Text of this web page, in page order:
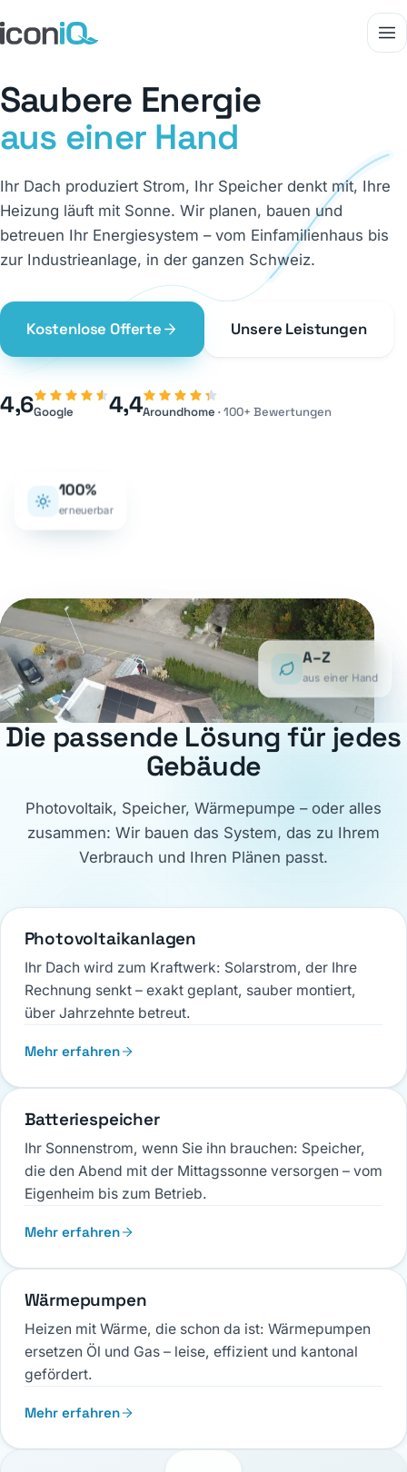
Saubere Energie
aus einer Hand
Ihr Dach produziert Strom, Ihr Speicher denkt mit, Ihre
Heizung läuft mit Sonne. Wir planen, bauen und
betreuen Ihr Energiesystem – vom Einfamilienhaus bis
zur Industrieanlage, in der ganzen Schweiz.
Kostenlose Offerte Unsere Leistungen
4,6Google 4,4Aroundhome· 100+ Bewertungen
Würenlos
Photovoltaik mit Speicher
Matzingen
Photovoltaik mit Speicher
Sommeri
Photovoltaik mit Speicher
100%
erneuerbar
A–Z
aus einer Hand
Die passende Lösung für jedes
Gebäude
Photovoltaik, Speicher, Wärmepumpe – oder alles
zusammen: Wir bauen das System, das zu Ihrem
Verbrauch und Ihren Plänen passt.
Photovoltaikanlagen
Ihr Dach wird zum Kraftwerk: Solarstrom, der Ihre
Rechnung senkt – exakt geplant, sauber montiert,
über Jahrzehnte betreut.
Mehr erfahren
Batteriespeicher
Ihr Sonnenstrom, wenn Sie ihn brauchen: Speicher,
die den Abend mit der Mittagssonne versorgen – vom
Eigenheim bis zum Betrieb.
Mehr erfahren
Wärmepumpen
Heizen mit Wärme, die schon da ist: Wärmepumpen
ersetzen Öl und Gas – leise, effizient und kantonal
gefördert.
Mehr erfahren